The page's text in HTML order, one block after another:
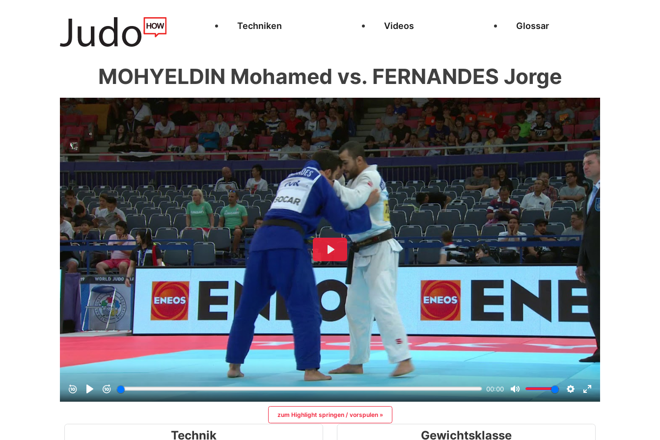
Techniken Videos Glossar
MOHYELDIN Mohamed vs. FERNANDES Jorge
zum Highlight springen / vorspulen »
Technik Gewichtsklasse